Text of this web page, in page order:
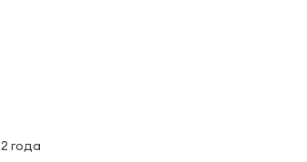
2 года